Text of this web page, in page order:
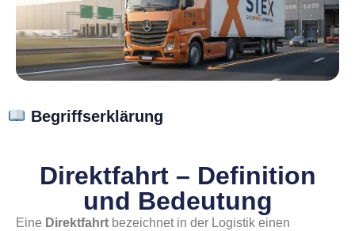
Begriffserklärung
Direktfahrt – Definition
und Bedeutung
Eine Direktfahrt bezeichnet in der Logistik einen